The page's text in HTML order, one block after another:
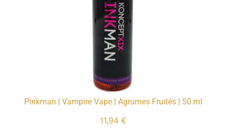
Pinkman | Vampire Vape | Agrumes Fruités | 50 ml
11,94 €